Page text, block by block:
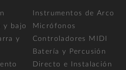
y bajo
y
Instrumentos de Arco
Micrófonos
Controladores MIDI
Batería y Percusión
Directo e Instalación